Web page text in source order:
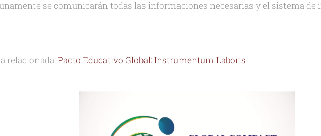
se comunicarán todas las informaciones necesarias y el sistema de
relacionada:Pacto Educativo Global: Instrumentum Laboris